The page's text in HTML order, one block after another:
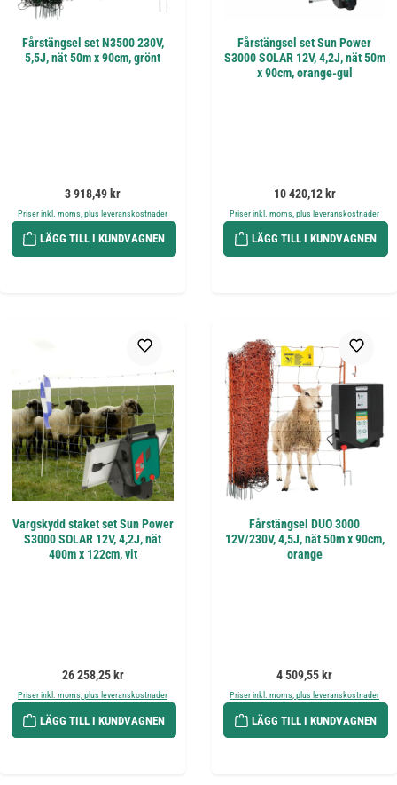
Fårstängsel set N3500 230V,
5,5J, nät 50m x 90cm, grönt
Ordinarie pris:
3 918,49 kr
Priser inkl. moms, plus leveranskostnader
LÄGG TILL I KUNDVAGNEN
Fårstängsel set Sun Power
S3000 SOLAR 12V, 4,2J, nät 50m
x 90cm, orange-gul
Ordinarie pris:
10 420,12 kr
Priser inkl. moms, plus leveranskostnader
LÄGG TILL I KUNDVAGNEN
Vargskydd staket set Sun Power
S3000 SOLAR 12V, 4,2J, nät
400m x 122cm, vit
Ordinarie pris:
26 258,25 kr
Priser inkl. moms, plus leveranskostnader
LÄGG TILL I KUNDVAGNEN
Fårstängsel DUO 3000
12V/230V, 4,5J, nät 50m x 90cm,
orange
Ordinarie pris:
4 509,55 kr
Priser inkl. moms, plus leveranskostnader
LÄGG TILL I KUNDVAGNEN